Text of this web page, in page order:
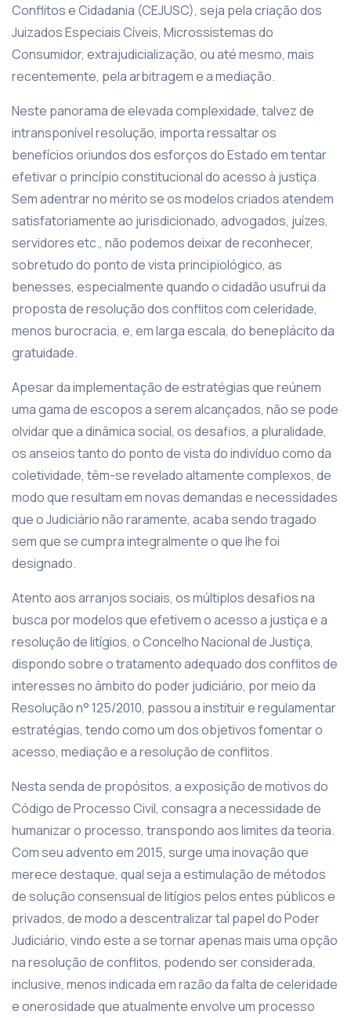
Conflitos e Cidadania (CEJUSC), seja pela criação dos
Juizados Especiais Cíveis, Microssistemas do
Consumidor, extrajudicialização, ou até mesmo, mais
recentemente, pela arbitragem e a mediação.
Neste panorama de elevada complexidade, talvez de
intransponível resolução, importa ressaltar os
benefícios oriundos dos esforços do Estado em tentar
efetivar o princípio constitucional do acesso à justiça.
Sem adentrar no mérito se os modelos criados atendem
satisfatoriamente ao jurisdicionado, advogados, juízes,
servidores etc., não podemos deixar de reconhecer,
sobretudo do ponto de vista principiológico, as
benesses, especialmente quando o cidadão usufrui da
proposta de resolução dos conflitos com celeridade,
menos burocracia, e, em larga escala, do beneplácito da
gratuidade.
Apesar da implementação de estratégias que reúnem
uma gama de escopos a serem alcançados, não se pode
olvidar que a dinâmica social, os desafios, a pluralidade,
os anseios tanto do ponto de vista do indivíduo como da
coletividade, têm-se revelado altamente complexos, de
modo que resultam em novas demandas e necessidades
que o Judiciário não raramente, acaba sendo tragado
sem que se cumpra integralmente o que lhe foi
designado.
Atento aos arranjos sociais, os múltiplos desafios na
busca por modelos que efetivem o acesso a justiça e a
resolução de litígios, o Concelho Nacional de Justiça,
dispondo sobre o tratamento adequado dos conflitos de
interesses no âmbito do poder judiciário, por meio da
Resolução n° 125/2010, passou a instituir e regulamentar
estratégias, tendo como um dos objetivos fomentar o
acesso, mediação e a resolução de conflitos.
Nesta senda de propósitos, a exposição de motivos do
Código de Processo Civil, consagra a necessidade de
humanizar o processo, transpondo aos limites da teoria.
Com seu advento em 2015, surge uma inovação que
merece destaque, qual seja a estimulação de métodos
de solução consensual de litígios pelos entes públicos e
privados, de modo a descentralizar tal papel do Poder
Judiciário, vindo este a se tornar apenas mais uma opção
na resolução de conflitos, podendo ser considerada,
inclusive, menos indicada em razão da falta de celeridade
e onerosidade que atualmente envolve um processo